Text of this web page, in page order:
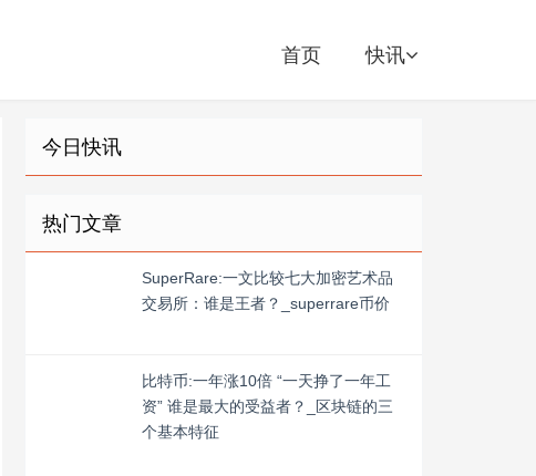
首页 快讯
今日快讯
热门文章
SuperRare:一文比较七大加密艺术品
交易所：谁是王者？_superrare币价
比特币:一年涨10倍 “一天挣了一年工
资” 谁是最大的受益者？_区块链的三
个基本特征